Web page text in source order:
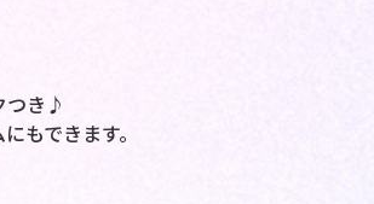
つき♪
もできます。